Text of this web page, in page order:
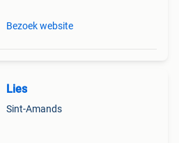
Bezoek website
Lies
Sint-Amands